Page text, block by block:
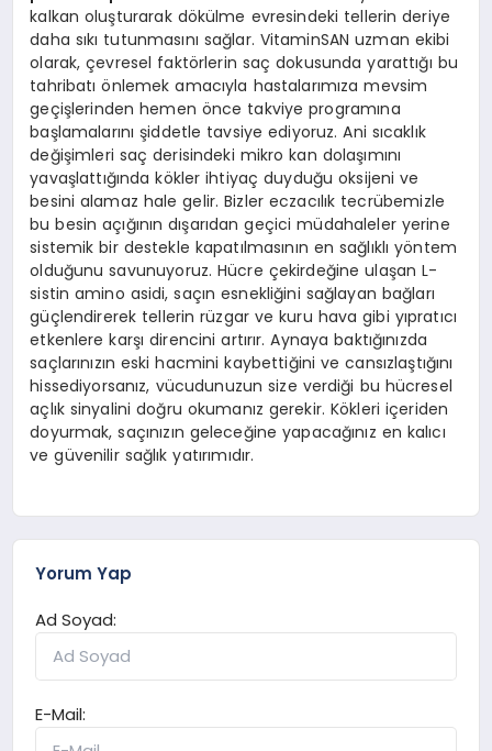
kalkan oluşturarak dökülme evresindeki tellerin deriye
daha sıkı tutunmasını sağlar. VitaminSAN uzman ekibi
olarak, çevresel faktörlerin saç dokusunda yarattığı bu
tahribatı önlemek amacıyla hastalarımıza mevsim
geçişlerinden hemen önce takviye programına
başlamalarını şiddetle tavsiye ediyoruz. Ani sıcaklık
değişimleri saç derisindeki mikro kan dolaşımını
yavaşlattığında kökler ihtiyaç duyduğu oksijeni ve
besini alamaz hale gelir. Bizler eczacılık tecrübemizle
bu besin açığının dışarıdan geçici müdahaleler yerine
sistemik bir destekle kapatılmasının en sağlıklı yöntem
olduğunu savunuyoruz. Hücre çekirdeğine ulaşan L-
sistin amino asidi, saçın esnekliğini sağlayan bağları
güçlendirerek tellerin rüzgar ve kuru hava gibi yıpratıcı
etkenlere karşı direncini artırır. Aynaya baktığınızda
saçlarınızın eski hacmini kaybettiğini ve cansızlaştığını
hissediyorsanız, vücudunuzun size verdiği bu hücresel
açlık sinyalini doğru okumanız gerekir. Kökleri içeriden
doyurmak, saçınızın geleceğine yapacağınız en kalıcı
ve güvenilir sağlık yatırımıdır.
Yorum Yap
Ad Soyad:
E-Mail: